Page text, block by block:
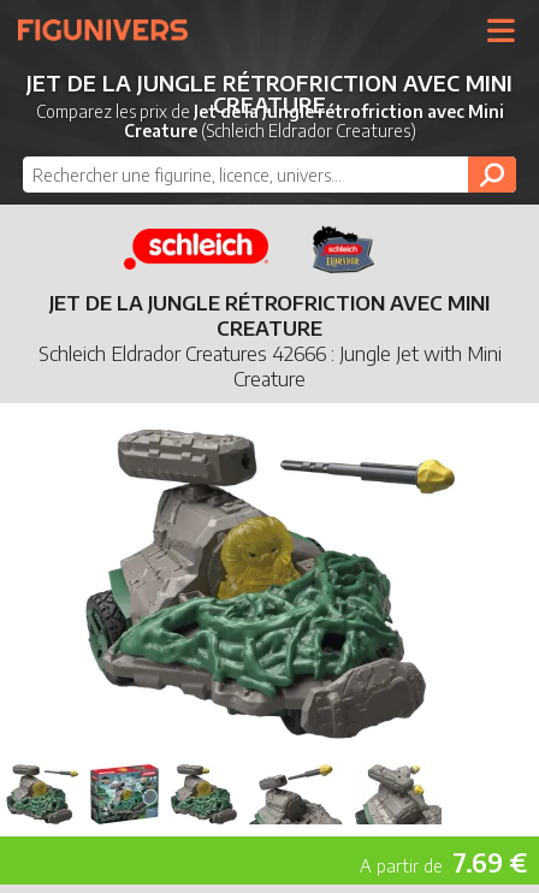
UNIVERS
LICENCES
MARQUES
NOUVEAUTÉS
DERNIERS AJOUTS
JET DE LA JUNGLE RÉTROFRICTION AVEC MINI
CREATURE
Comparez les prix de Jet de la Jungle rétrofriction avec Mini
Creature(Schleich Eldrador Creatures)
JET DE LA JUNGLE RÉTROFRICTION AVEC MINI
CREATURE
Schleich Eldrador Creatures 42666 : Jungle Jet with Mini
Creature
7.69 €